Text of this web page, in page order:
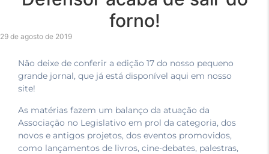
forno!
29 de agosto de 2019
Não deixe de conferir a edição 17 do nosso pequeno
grande jornal, que já está disponível aqui em nosso
site!
As matérias fazem um balanço da atuação da
Associação no Legislativo em prol da categoria, dos
novos e antigos projetos, dos eventos promovidos,
como lançamentos de livros, cine-debates, palestras,